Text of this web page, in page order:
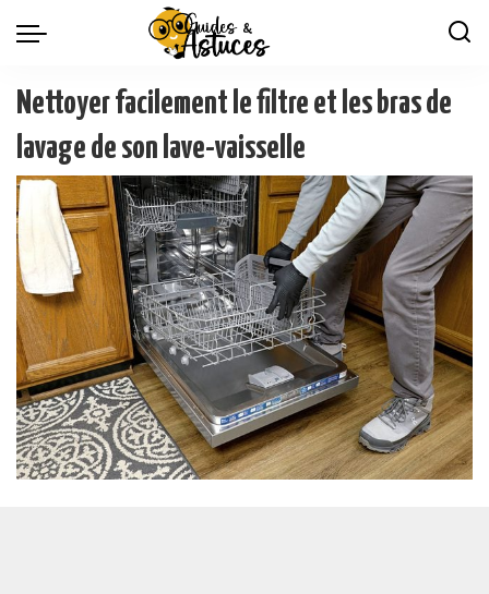
Nettoyer facilement le filtre et les bras de
lavage de son lave-vaisselle